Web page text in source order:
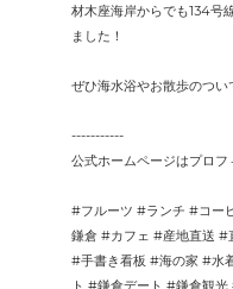
材木座海岸からでも134号
ました！
ぜひ海水浴やお散歩のつ
-----------
公式ホームページはプロ
#フルーツ #ランチ #コー
鎌倉 #カフェ #産地直送 #
#手書き看板 #海の家 #水
ト #鎌倉デート #鎌倉観